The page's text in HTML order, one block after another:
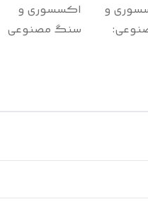
و
:
اکسسوری و
سنگ مصنوعی